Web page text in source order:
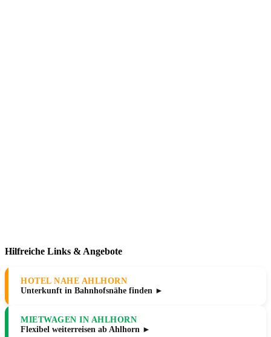
Hilfreiche Links & Angebote
HOTEL NAHE AHLHORN
Unterkunft in Bahnhofsnähe finden ►
MIETWAGEN IN AHLHORN
Flexibel weiterreisen ab Ahlhorn ►